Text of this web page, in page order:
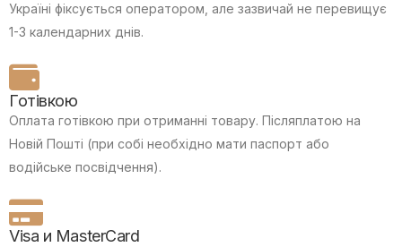
Україні фіксується оператором, але зазвичай не перевищує
1-3 календарних днів.
Готівкою
Оплата готівкою при отриманні товару. Післяплатою на
Новій Пошті (при собі необхідно мати паспорт або
водійське посвідчення).
Visa и MasterCard